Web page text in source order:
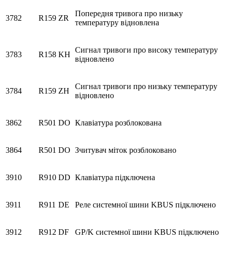
3782 R159 ZR
Попередня тривога про низьку
температуру відновлена
3783 R158 KH
Сигнал тривоги про високу температуру
відновлено
3784 R159 ZH
Сигнал тривоги про низьку температуру
відновлено
3862 R501 DO Клавіатура розблокована
3864 R501 DO Зчитувач міток розблоковано
3910 R910 DD Клавіатура підключена
3911 R911 DE Реле системної шини KBUS підключено
3912 R912 DF GP/K системної шини KBUS підключено